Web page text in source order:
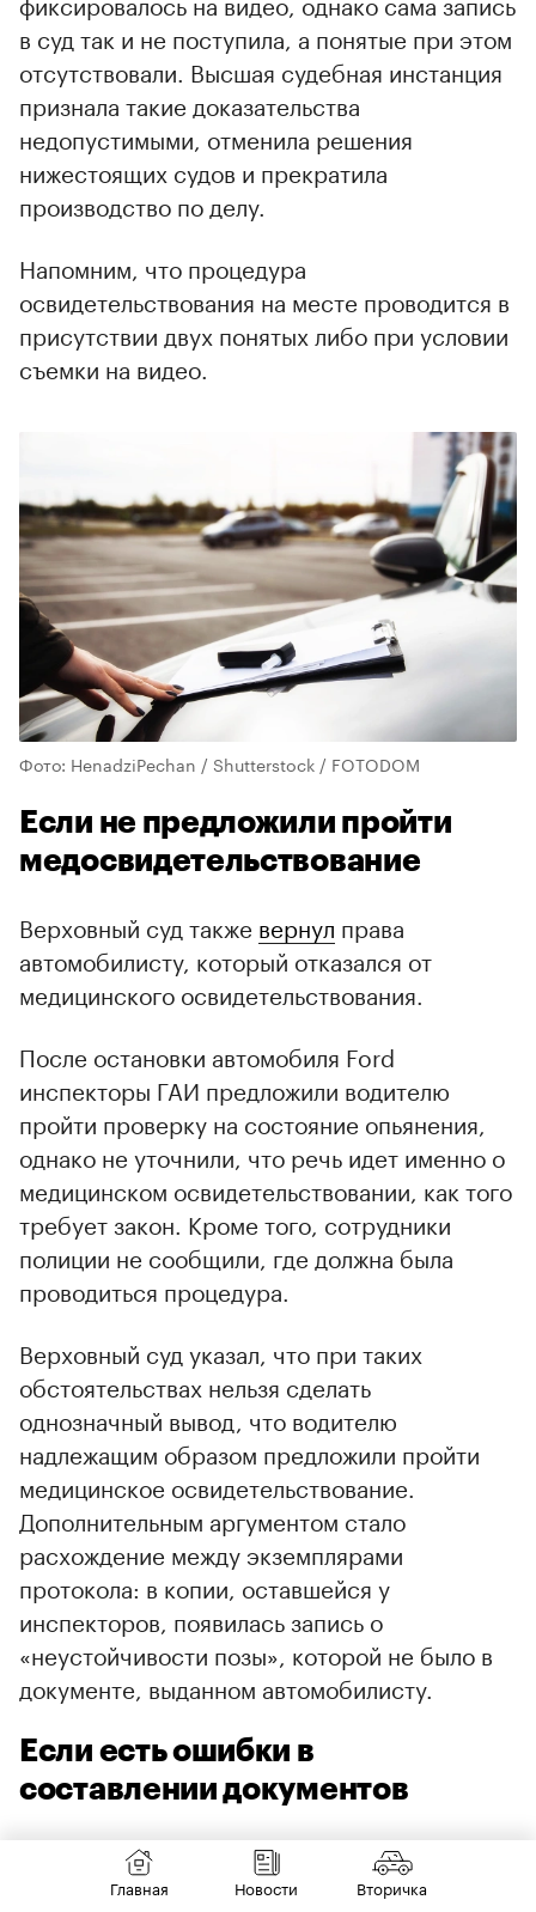
в суд так и не поступила, а понятые при этом
отсутствовали. Высшая судебная инстанция
признала такие доказательства
недопустимыми, отменила решения
нижестоящих судов и прекратила
производство по делу.
Напомним, что процедура
освидетельствования на месте проводится в
присутствии двух понятых либо при условии
съемки на видео.
Фото: HenadziPechan / Shutterstock / FOTODOM
Если не предложили пройти
медосвидетельствование
Верховный суд также вернул права
автомобилисту, который отказался от
медицинского освидетельствования.
После остановки автомобиля Ford
инспекторы ГАИ предложили водителю
пройти проверку на состояние опьянения,
однако не уточнили, что речь идет именно о
медицинском освидетельствовании, как того
требует закон. Кроме того, сотрудники
полиции не сообщили, где должна была
проводиться процедура.
Верховный суд указал, что при таких
обстоятельствах нельзя сделать
однозначный вывод, что водителю
надлежащим образом предложили пройти
медицинское освидетельствование.
Дополнительным аргументом стало
расхождение между экземплярами
протокола: в копии, оставшейся у
инспекторов, появилась запись о
«неустойчивости позы», которой не было в
документе, выданном автомобилисту.
Если есть ошибки в
составлении документов
Другим основанием для возврата
удостоверения нередко становятся случаи,
Главная Новости Вторичка